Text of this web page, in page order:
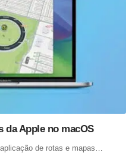
da Apple no macOS
de rotas e mapas…